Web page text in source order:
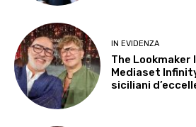
IN EVIDENZA
The
Mediaset
siciliani